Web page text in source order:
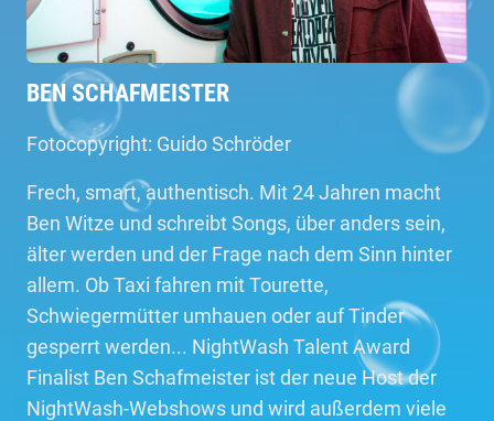
BEN SCHAFMEISTER
Fotocopyright: Guido Schröder
Frech, smart, authentisch. Mit 24 Jahren macht
Ben Witze und schreibt Songs, über anders sein,
älter werden und der Frage nach dem Sinn hinter
allem. Ob Taxi fahren mit Tourette,
Schwiegermütter umhauen oder auf Tinder
gesperrt werden... NightWash Talent Award
Finalist Ben Schafmeister ist der neue Host der
NightWash-Webshows und wird außerdem viele